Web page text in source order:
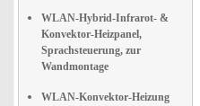
WLAN-Hybrid-Infrarot- &
Konvektor-Heizpanel,
Sprachsteuerung, zur
Wandmontage
WLAN-Konvektor-Heizung